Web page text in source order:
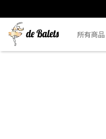
所有商品